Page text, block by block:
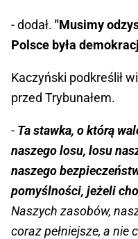
- dodał. "Musimy
Polsce była
Kaczyński podkreślił
przed Trybunałem.
- Ta stawka, o którą
naszego losu, losu
naszego
pomyślności, jeżeli
Naszych zasobów,
coraz pełniejsze, a nie